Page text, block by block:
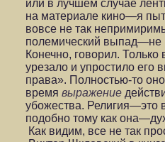
или в лучшем случае
на материале кино—я
вовсе не так
полемический выпад—не
Конечно, говорил.
урезало и упростило его
права». Полностью-то оно
время выражение
убожества. Религия—это
подобно тому как
Как видим, все не так